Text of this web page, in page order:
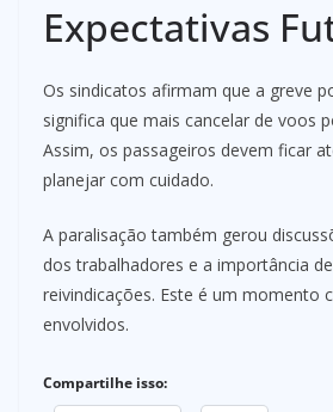
Expectativas
Os sindicatos afirmam que a greve
significa que mais cancelar de voos
Assim, os passageiros devem ficar
planejar com cuidado.
A paralisação também gerou
dos trabalhadores e a importância
reivindicações. Este é um momento
envolvidos.
Compartilhe isso: